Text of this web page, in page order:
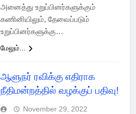
அனைத்து உறுப்பினர்களுக்கும்
கணினியிலும், தேவைப்படும்
உறுப்பினர்களுக்கு…
மேலும்...
ஆளுநர் ரவிக்கு எதிராக
நீதிமன்றத்தில் வழக்குப் பதிவு!
November 29, 2022